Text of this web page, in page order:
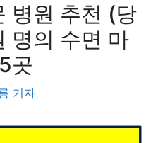
병원 추천 (당
명의 수면 마
곳
기자